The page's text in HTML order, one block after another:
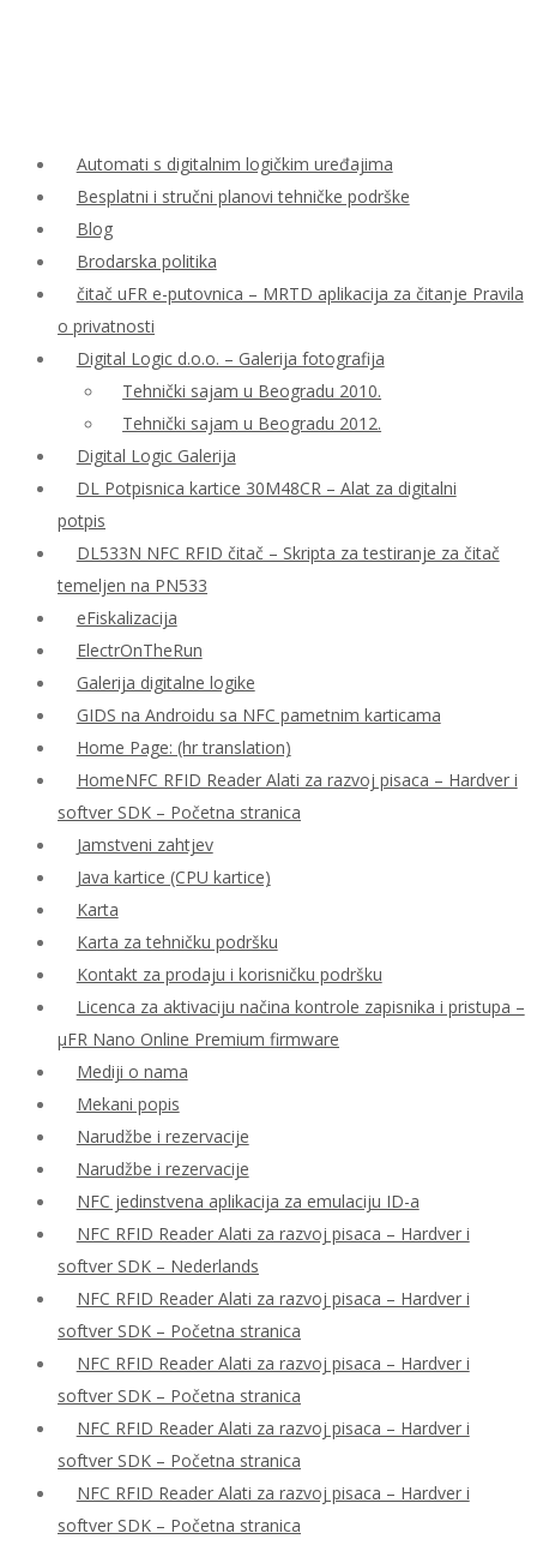
Automati s digitalnim logičkim uređajima
Besplatni i stručni planovi tehničke podrške
Blog
Brodarska politika
čitač uFR e-putovnica – MRTD aplikacija za čitanje Pravila
o privatnosti
Digital Logic d.o.o. – Galerija fotografija
Tehnički sajam u Beogradu 2010.
Tehnički sajam u Beogradu 2012.
Digital Logic Galerija
DL Potpisnica kartice 30M48CR – Alat za digitalni
potpis
DL533N NFC RFID čitač – Skripta za testiranje za čitač
temeljen na PN533
eFiskalizacija
ElectrOnTheRun
Galerija digitalne logike
GIDS na Androidu sa NFC pametnim karticama
Home Page: (hr translation)
HomeNFC RFID Reader Alati za razvoj pisaca – Hardver i
softver SDK – Početna stranica
Jamstveni zahtjev
Java kartice (CPU kartice)
Karta
Karta za tehničku podršku
Kontakt za prodaju i korisničku podršku
Licenca za aktivaciju načina kontrole zapisnika i pristupa –
μFR Nano Online Premium firmware
Mediji o nama
Mekani popis
Narudžbe i rezervacije
Narudžbe i rezervacije
NFC jedinstvena aplikacija za emulaciju ID-a
NFC RFID Reader Alati za razvoj pisaca – Hardver i
softver SDK – Nederlands
NFC RFID Reader Alati za razvoj pisaca – Hardver i
softver SDK – Početna stranica
NFC RFID Reader Alati za razvoj pisaca – Hardver i
softver SDK – Početna stranica
NFC RFID Reader Alati za razvoj pisaca – Hardver i
softver SDK – Početna stranica
NFC RFID Reader Alati za razvoj pisaca – Hardver i
softver SDK – Početna stranica